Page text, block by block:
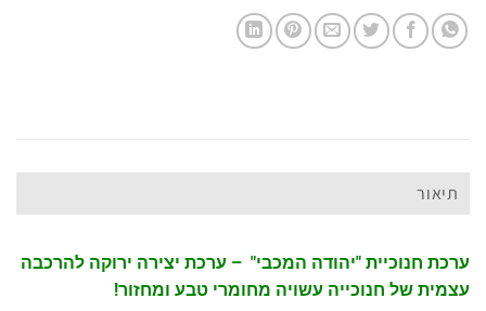
תיאור
ערכת חנוכיית "יהודה המכבי" – ערכת יצירה ירוקה להרכבה
עצמית של חנוכייה עשויה מחומרי טבע ומחזור!